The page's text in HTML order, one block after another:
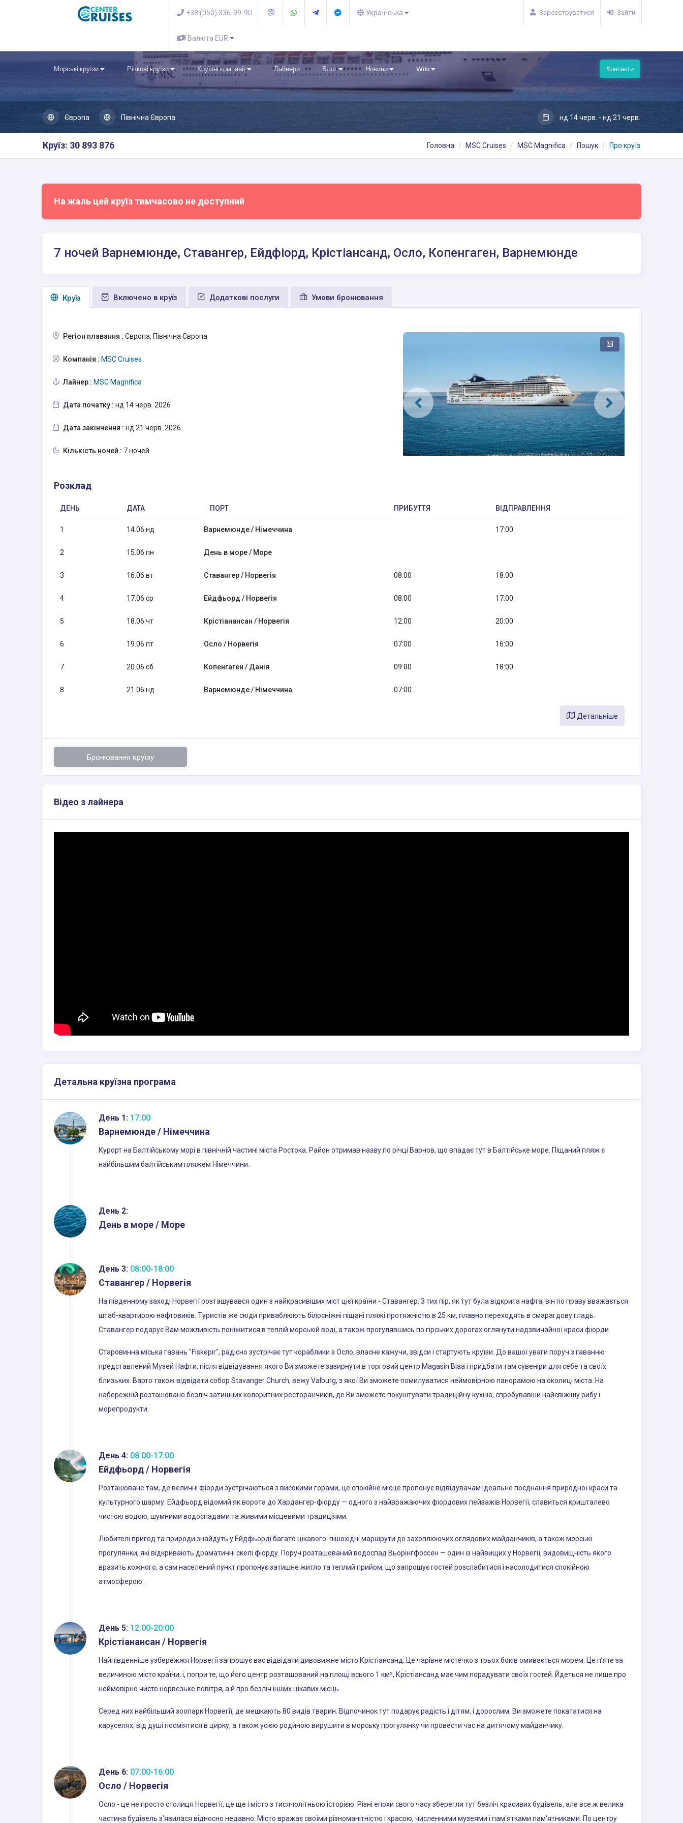
+38 (050) 336-99-90 Українська
Валюта EUR
Зареєструватися Зайти
Морські круїзи Річкові круїзи Круїзні компанії Лайнери Блог Новини Wiki Контакти
Європа Північна Європа нд 14 черв. - нд 21 черв.
Круїз: 30 893 876 Головна MSC Cruises MSC Magnifica Пошук Про круїз
На жаль цей круїз тимчасово не доступний
7 ночей Варнемюнде, Ставангер, Ейдфіорд, Крістіансанд, Осло, Копенгаген, Варнемюнде
Круїз Включено в круїз Додаткові послуги Умови бронювання
Регіон плавання : Європа, Північна Європа
Компанія : MSC Cruises
Лайнер : MSC Magnifica
Дата початку : нд 14 черв. 2026
Дата закінчення : нд 21 черв. 2026
Кількість ночей : 7 ночей
Розклад
ДЕНЬ ДАТА ПОРТ ПРИБУТТЯ ВІДПРАВЛЕННЯ
1 14.06 нд Варнемюнде / Німеччина 17:00
2 15.06 пн День в море / Море
3 16.06 вт Ставангер / Норвегія 08:00 18:00
4 17.06 ср Ейдфьорд / Норвегія 08:00 17:00
5 18.06 чт Крістіанансан / Норвегія 12:00 20:00
6 19.06 пт Осло / Норвегія 07:00 16:00
7 20.06 сб Копенгаген / Данія 09:00 18:00
8 21.06 нд Варнемюнде / Німеччина 07:00
Детальніше
Бронювання круїзу
Відео з лайнера
Детальна круїзна програма
День 1: 17:00
Варнемюнде / Німеччина
Курорт на Балтійському морі в північній частині міста Ростока. Район отримав назву по річці Варнов, що впадає тут в Балтійське море. Піщаний пляж є
найбільшим балтійським пляжем Німеччини.
День 2:
День в море / Море
День 3: 08:00-18:00
Ставангер / Норвегія
На південному заході Норвегії розташувався один з найкрасивіших міст цієї країни - Ставангер. З тих пір, як тут була відкрита нафта, він по праву вважається
штаб-квартирою нафтовиків. Туристів же сюди приваблюють білосніжні піщані пляжі протяжністю в 25 км, плавно переходять в смарагдову гладь.
Ставангер подарує Вам можливість поніжитися в теплій морській воді, а також прогулявшись по гірських дорогах оглянути надзвичайної краси фіорди.
Старовинна міська гавань "Fiskepir", радісно зустрічає тут кораблики з Осло, власне кажучи, звідси і стартують круїзи. До вашої уваги поруч з гаванню
представлений Музей Нафти, після відвідування якого Ви зможете зазирнути в торговий центр Magasin Blaa і придбати там сувеніри для себе та своїх
близьких. Варто також відвідати собор Stavanger Church, вежу Valburg, з якої Ви зможете помилуватися неймовірною панорамою на околиці міста. На
набережній розташовано безліч затишних колоритних ресторанчиків, де Ви зможете покуштувати традиційну кухню, спробувавши найсвіжішу рибу і
морепродукти.
День 4: 08:00-17:00
Ейдфьорд / Норвегія
Розташоване там, де величні фіорди зустрічаються з високими горами, це спокійне місце пропонує відвідувачам ідеальне поєднання природної краси та
культурного шарму. Ейдфьорд відомий як ворота до Хардангер-фіорду — одного з найвражаючих фіордових пейзажів Норвегії, славиться кришталево
чистою водою, шумними водоспадами та живими місцевими традиціями.
Любителі пригод та природи знайдуть у Ейдфьорді багато цікавого: пішохідні маршрути до захоплюючих оглядових майданчиків, а також морські
прогулянки, які відкривають драматичні скелі фіорду. Поруч розташований водоспад Вьорінгфоссен — один із найвищих у Норвегії, видовищність якого
вразить кожного, а сам населений пункт пропонує затишне житло та теплий прийом, що запрошує гостей розслабитися і насолодитися спокійною
атмосферою.
День 5: 12:00-20:00
Крістіанансан / Норвегія
Найпівденніше узбережжя Норвегії запрошує вас відвідати дивовижне місто Крістіансанд. Це чарівне містечко з трьох боків омивається морем. Це п’яте за
величиною місто країни, і, попри те, що його центр розташований на площі всього 1 км², Крістіансанд має чим порадувати своїх гостей. Йдеться не лише про
неймовірно чисте норвезьке повітря, а й про безліч інших цікавих місць.
Серед них найбільший зоопарк Норвегії, де мешкають 80 видів тварин. Відпочинок тут подарує радість і дітям, і дорослим. Ви зможете покататися на
каруселях, від душі посміятися в цирку, а також усією родиною вирушити в морську прогулянку чи провести час на дитячому майданчику.
День 6: 07:00-16:00
Осло / Норвегія
Осло - це не просто столиця Норвегії, це ще і місто з тисячолітньою історією. Різні епохи свого часу зберегли тут безліч красивих будівель, але все ж велика
частина будівель з'явилася відносно недавно. Місто вражає своїми різноманітністю і красою, численними музеями і пам'ятками пам'ятниками. По центру